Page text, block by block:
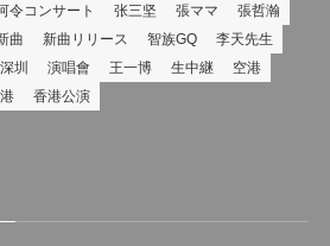
令コンサート 张三坚 張ママ
張哲瀚
曲 新曲リリース 智族GQ
李天先生
深圳 演唱會 王一博 生中継
空港
香港公演